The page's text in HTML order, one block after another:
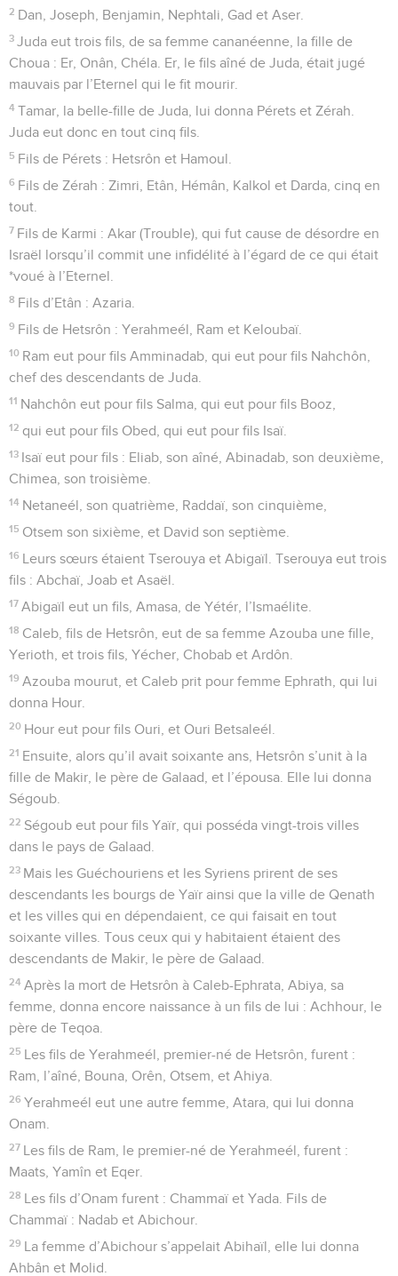
2 Dan, Joseph, Benjamin, Nephtali, Gad et Aser.
3 Juda eut trois fils, de sa femme cananéenne, la fille de
Choua : Er, Onân, Chéla. Er, le fils aîné de Juda, était jugé
mauvais par l’Eternel qui le fit mourir.
4 Tamar, la belle-fille de Juda, lui donna Pérets et Zérah.
Juda eut donc en tout cinq fils.
5 Fils de Pérets : Hetsrôn et Hamoul.
6 Fils de Zérah : Zimri, Etân, Hémân, Kalkol et Darda, cinq en
tout.
7 Fils de Karmi : Akar (Trouble), qui fut cause de désordre en
Israël lorsqu’il commit une infidélité à l’égard de ce qui était
*voué à l’Eternel.
8 Fils d’Etân : Azaria.
9 Fils de Hetsrôn : Yerahmeél, Ram et Keloubaï.
10 Ram eut pour fils Amminadab, qui eut pour fils Nahchôn,
chef des descendants de Juda.
11 Nahchôn eut pour fils Salma, qui eut pour fils Booz,
12 qui eut pour fils Obed, qui eut pour fils Isaï.
13 Isaï eut pour fils : Eliab, son aîné, Abinadab, son deuxième,
Chimea, son troisième.
14 Netaneél, son quatrième, Raddaï, son cinquième,
15 Otsem son sixième, et David son septième.
16 Leurs sœurs étaient Tserouya et Abigaïl. Tserouya eut trois
fils : Abchaï, Joab et Asaël.
17 Abigaïl eut un fils, Amasa, de Yétér, l’Ismaélite.
18 Caleb, fils de Hetsrôn, eut de sa femme Azouba une fille,
Yerioth, et trois fils, Yécher, Chobab et Ardôn.
19 Azouba mourut, et Caleb prit pour femme Ephrath, qui lui
donna Hour.
20 Hour eut pour fils Ouri, et Ouri Betsaleél.
21 Ensuite, alors qu’il avait soixante ans, Hetsrôn s’unit à la
fille de Makir, le père de Galaad, et l’épousa. Elle lui donna
Ségoub.
22 Ségoub eut pour fils Yaïr, qui posséda vingt-trois villes
dans le pays de Galaad.
23 Mais les Guéchouriens et les Syriens prirent de ses
descendants les bourgs de Yaïr ainsi que la ville de Qenath
et les villes qui en dépendaient, ce qui faisait en tout
soixante villes. Tous ceux qui y habitaient étaient des
descendants de Makir, le père de Galaad.
24 Après la mort de Hetsrôn à Caleb-Ephrata, Abiya, sa
femme, donna encore naissance à un fils de lui : Achhour, le
père de Teqoa.
25 Les fils de Yerahmeél, premier-né de Hetsrôn, furent :
Ram, l’aîné, Bouna, Orên, Otsem, et Ahiya.
26 Yerahmeél eut une autre femme, Atara, qui lui donna
Onam.
27 Les fils de Ram, le premier-né de Yerahmeél, furent :
Maats, Yamîn et Eqer.
28 Les fils d’Onam furent : Chammaï et Yada. Fils de
Chammaï : Nadab et Abichour.
29 La femme d’Abichour s’appelait Abihaïl, elle lui donna
Ahbân et Molid.